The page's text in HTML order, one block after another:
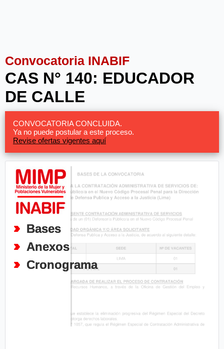
Convocatoria INABIF
CAS N° 140: EDUCADOR
DE CALLE
CONVOCATORIA CONCLUIDA.
Ya no puede postular a este proceso.
Revise ofertas vigentes aquí
Bases
Anexos
Cronograma